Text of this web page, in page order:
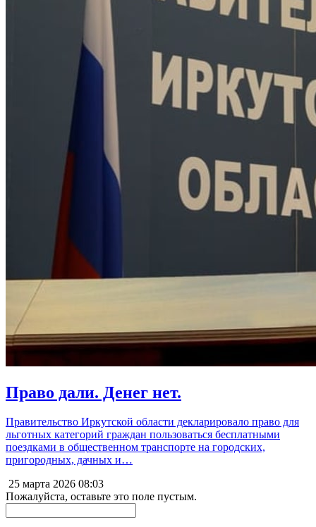
Право дали. Денег нет.
Правительство Иркутской области декларировало право для
льготных категорий граждан пользоваться бесплатными
поездками в общественном транспорте на городских,
пригородных, дачных и…
25 марта 2026 08:03
Пожалуйста, оставьте это поле пустым.